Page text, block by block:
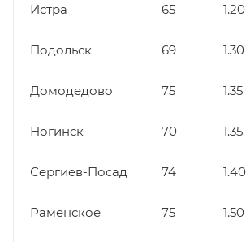
Истра 65 1.20
Подольск 69 1.30
Домодедово 75 1.35
Ногинск 70 1.35
Сергиев-Посад 74 1.40
Раменское 75 1.50